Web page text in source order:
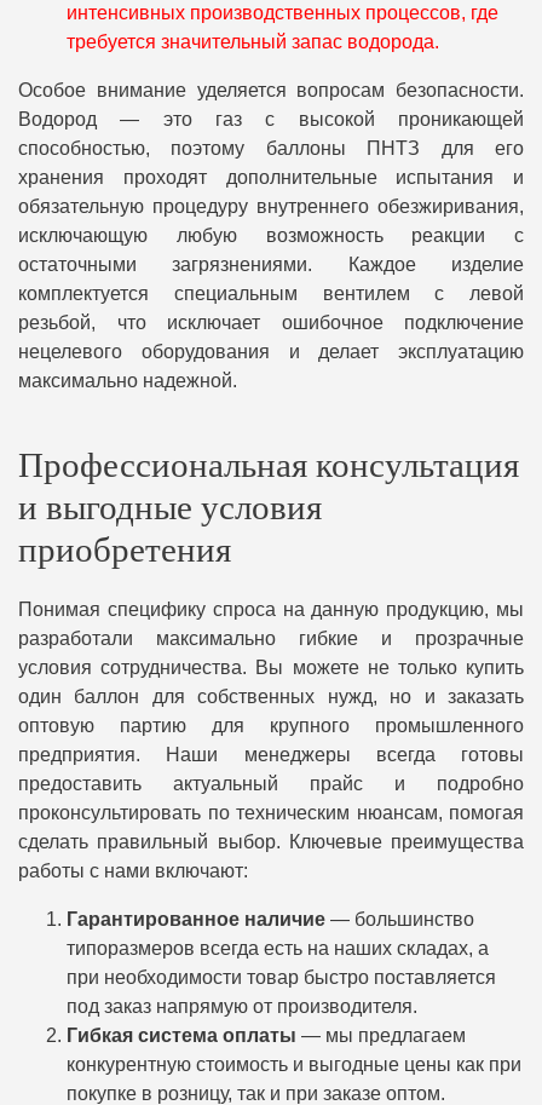
интенсивных производственных процессов, где
требуется значительный запас водорода.
Особое внимание уделяется вопросам безопасности.
Водород — это газ с высокой проникающей
способностью, поэтому баллоны ПНТЗ для его
хранения проходят дополнительные испытания и
обязательную процедуру внутреннего обезжиривания,
исключающую любую возможность реакции с
остаточными загрязнениями. Каждое изделие
комплектуется специальным вентилем с левой
резьбой, что исключает ошибочное подключение
нецелевого оборудования и делает эксплуатацию
максимально надежной.
Профессиональная консультация
и выгодные условия
приобретения
Понимая специфику спроса на данную продукцию, мы
разработали максимально гибкие и прозрачные
условия сотрудничества. Вы можете не только купить
один баллон для собственных нужд, но и заказать
оптовую партию для крупного промышленного
предприятия. Наши менеджеры всегда готовы
предоставить актуальный прайс и подробно
проконсультировать по техническим нюансам, помогая
сделать правильный выбор. Ключевые преимущества
работы с нами включают:
Гарантированное наличие — большинство
типоразмеров всегда есть на наших складах, а
при необходимости товар быстро поставляется
под заказ напрямую от производителя.
Гибкая система оплаты — мы предлагаем
конкурентную стоимость и выгодные цены как при
покупке в розницу, так и при заказе оптом.